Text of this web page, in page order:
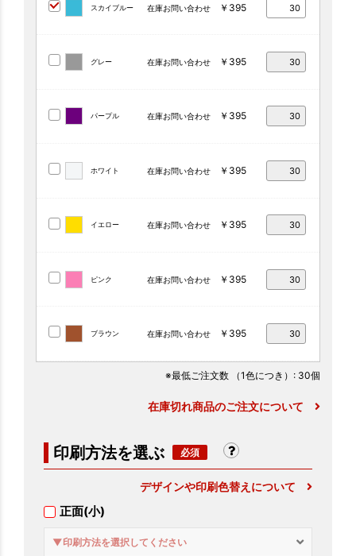
スカイブルー 在庫お問い合わせ ￥395
グレー 在庫お問い合わせ ￥395
パープル 在庫お問い合わせ ￥395
ホワイト 在庫お問い合わせ ￥395
イエロー 在庫お問い合わせ ￥395
ピンク 在庫お問い合わせ ￥395
ブラウン 在庫お問い合わせ ￥395
※最低ご注文数 （1色につき） : 30個
在庫切れ商品のご注文について
印刷方法を選ぶ
デザインや印刷色替えについて
正面(小)
▼印刷方法を選択してください